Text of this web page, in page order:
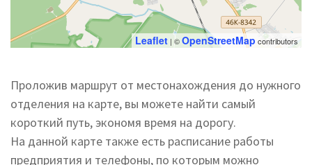
Leaflet | ©OpenStreetMap contributors
Проложив маршрут от местонахождения до нужного
отделения на карте, вы можете найти самый
короткий путь, экономя время на дорогу.
На данной карте также есть расписание работы
предприятия и телефоны, по которым можно